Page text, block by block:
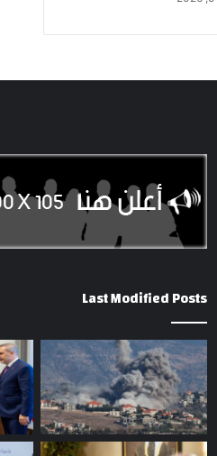
Last Modified Posts